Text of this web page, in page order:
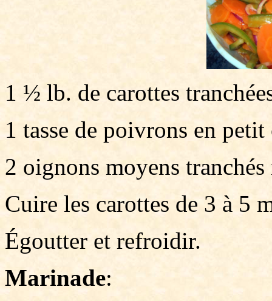
1 ½ lb. de carottes
1 tasse de poivrons en petit
2 oignons moyens tranchés
Cuire les carottes de 3 à 5
Égoutter et refroidir.
Marinade: